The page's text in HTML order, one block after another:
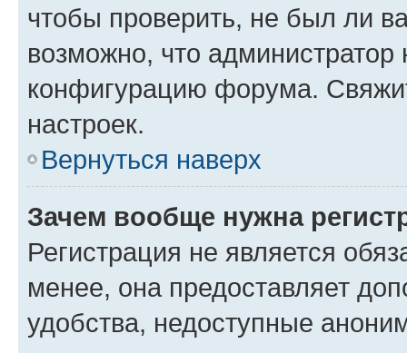
чтобы проверить, не был ли
возможно, что администратор
конфигурацию форума.
настроек.
Вернуться наверх
Зачем вообще нужна
Регистрация не является
менее, она предоставляет
удобства, недоступные